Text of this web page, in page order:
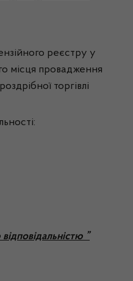
реєстру у
місця провадження
торгівлі
”